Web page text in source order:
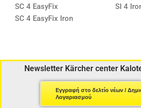
SC 4 EasyFix
SC 4 EasyFix Iron
SI 4
Newsletter Kärcher center
Εγγραφή στο δελτίο νέων /
Λογαριασμού